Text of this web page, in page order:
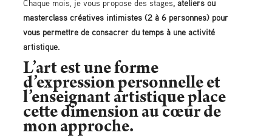
Chaque mois, je vous propose des stages, ateliers ou
masterclass créatives intimistes (2 à 6 personnes) pour
vous permettre de consacrer du temps à une activité
artistique.
L’art est une forme
d’expression personnelle et
l’enseignant artistique place
cette dimension au cœur de
mon approche.